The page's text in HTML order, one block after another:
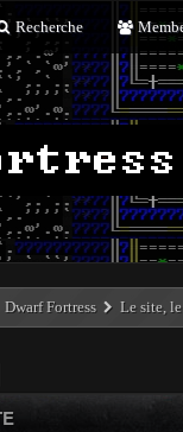
Recherche
Dwarf Fortress Le site,